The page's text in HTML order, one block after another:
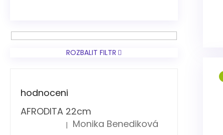
ROZBALIT FILTR
hodnoceni
AFRODITA 22cm
Hodnocení produktu je 5 z 5 hvězdiček.
| Monika Benediková